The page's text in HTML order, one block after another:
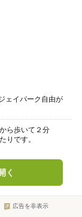
ェイパーク自由が
ら歩いて２分
りです。
く
広告を非表示